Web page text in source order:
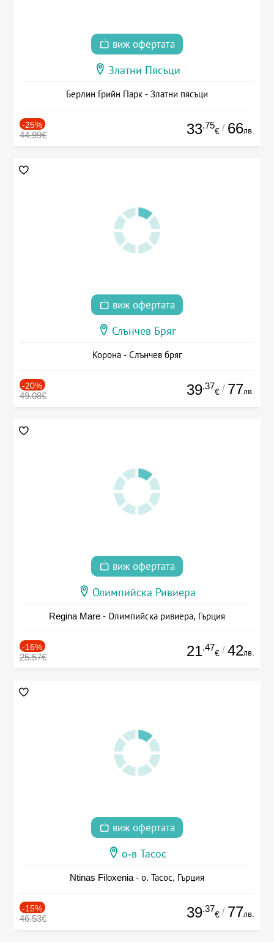
виж офертата
Златни Пясъци
Берлин Грийн Парк - Златни пясъци
-25%
44.99€ 33.75
€ / 66лв.
виж офертата
Слънчев Бряг
Корона - Слънчев бряг
-20%
49.08€ 39.37
€ / 77лв.
виж офертата
Олимпийска Ривиера
Regina Mare - Олимпийска ривиера, Гърция
-16%
25.57€ 21.47
€ / 42лв.
виж офертата
о-в Тасос
Ntinas Filoxenia - о. Тасос, Гърция
-15%
46.53€ 39.37
€ / 77лв.